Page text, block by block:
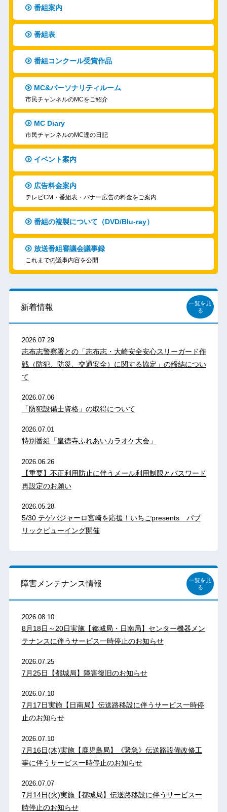
番組案内
番組表
番組コンクール受賞作品
MC&パーソナリティルーム
市民チャンネルのMCをご紹介
MC Diary
市民チャンネルのMC達の日記
イベント案内
広告料金案内
テレビCM・番組表・バナー広告の料金をご案内
番組の複製について（DVD/Blu-ray）
放送番組審議会議事録
これまでの議事内容を公開
新着情報
一覧を見
る
2026.07.29
志布志警察署との「志布志・大崎安全安心スリーガード作
戦（防犯、防災、交通安全）に関する協定」の締結につい
て
2026.07.06
「防犯設備士資格」の取得について
2026.07.01
特別番組「皇徳寺ふれあいカラオケ大会」
2026.06.26
【重要】不正利用防止に伴うメール利用制限とパスワード
再設定のお願い
2026.05.28
5/30 テゲバジャーロ宮崎を応援！いちごpresents パブ
リックビューイング開催
障害メンテナンス情報
一覧を見
る
2026.08.10
8月18日～20日実施【都城局・日南局】センター機器メン
テナンスに伴うサービス一時停止のお知らせ
2026.07.25
7月25日【都城局】障害復旧のお知らせ
2026.07.10
7月17日実施【日南局】伝送路移設に伴うサービス一時停
止のお知らせ
2026.07.10
7月16日(木)実施【鹿児島局】《緊急》伝送路設備改修工
事に伴うサービス一時停止のお知らせ
2026.07.07
7月14日(火)実施【都城局】伝送路移設に伴うサービス一
時停止のお知らせ